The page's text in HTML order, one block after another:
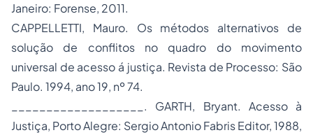
Janeiro: Forense, 2011.
CAPPELLETTI, Mauro. Os métodos alternativos de
solução de conflitos no quadro do movimento
universal de acesso á justiça. Revista de Processo: São
Paulo. 1994, ano 19, nº 74.
___________________. GARTH, Bryant. Acesso à
Justiça, Porto Alegre: Sergio Antonio Fabris Editor, 1988,